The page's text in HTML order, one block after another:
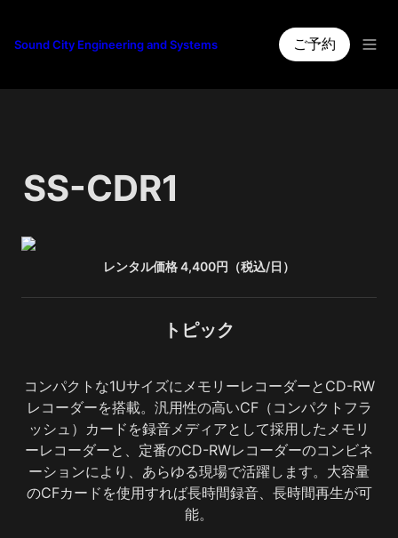
Sound City Engineering and Systems ご予約
SS-CDR1
レンタル価格 4,400円（税込/日）
トピック
コンパクトな1UサイズにメモリーレコーダーとCD-RW
レコーダーを搭載。汎用性の高いCF（コンパクトフラ
ッシュ）カードを録音メディアとして採用したメモリ
ーレコーダーと、定番のCD-RWレコーダーのコンビネ
ーションにより、あらゆる現場で活躍します。大容量
のCFカードを使用すれば長時間録音、長時間再生が可
能。